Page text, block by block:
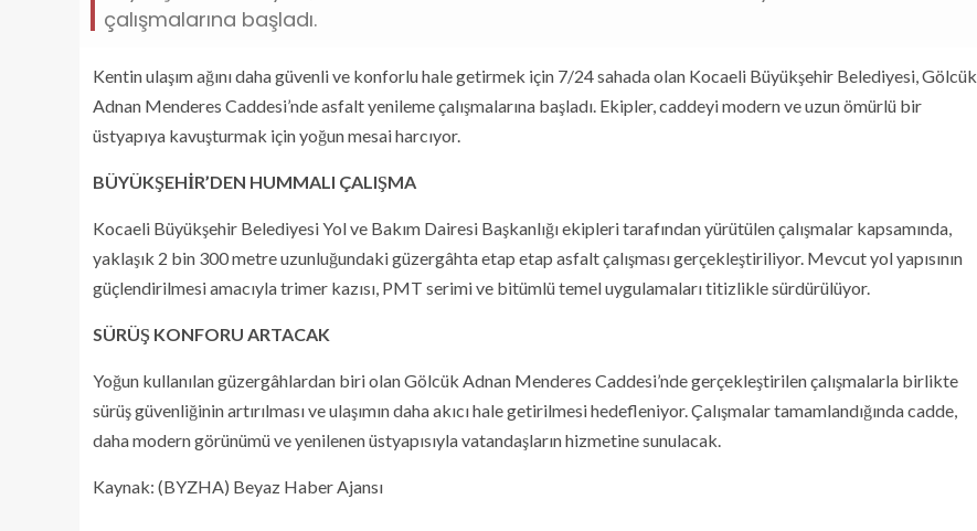
çalışmalarına başladı.
Kentin ulaşım ağını daha güvenli ve konforlu hale getirmek için 7/24 sahada olan Kocaeli Büyükşehir Belediyesi, Gölcük
Adnan Menderes Caddesi’nde asfalt yenileme çalışmalarına başladı. Ekipler, caddeyi modern ve uzun ömürlü bir
üstyapıya kavuşturmak için yoğun mesai harcıyor.
BÜYÜKŞEHİR’DEN HUMMALI ÇALIŞMA
Kocaeli Büyükşehir Belediyesi Yol ve Bakım Dairesi Başkanlığı ekipleri tarafından yürütülen çalışmalar kapsamında,
yaklaşık 2 bin 300 metre uzunluğundaki güzergâhta etap etap asfalt çalışması gerçekleştiriliyor. Mevcut yol yapısının
güçlendirilmesi amacıyla trimer kazısı, PMT serimi ve bitümlü temel uygulamaları titizlikle sürdürülüyor.
SÜRÜŞ KONFORU ARTACAK
Yoğun kullanılan güzergâhlardan biri olan Gölcük Adnan Menderes Caddesi’nde gerçekleştirilen çalışmalarla birlikte
sürüş güvenliğinin artırılması ve ulaşımın daha akıcı hale getirilmesi hedefleniyor. Çalışmalar tamamlandığında cadde,
daha modern görünümü ve yenilenen üstyapısıyla vatandaşların hizmetine sunulacak.
Kaynak: (BYZHA) Beyaz Haber Ajansı